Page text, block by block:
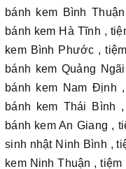
bánh kem Bình
bánh kem Hà Tĩnh ,
kem Bình Phước ,
bánh kem Quảng
bánh kem Nam Định
bánh kem Thái Bình
bánh kem An Giang ,
sinh nhật Ninh Bình ,
kem Ninh Thuận ,